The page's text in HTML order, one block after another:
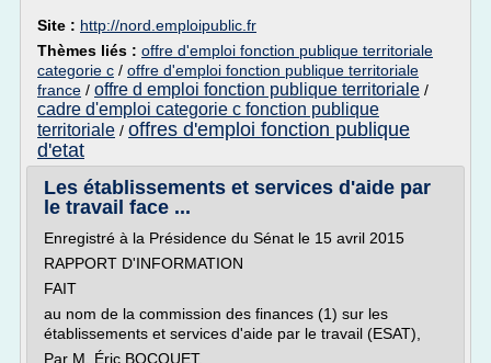
Site : http://nord.emploipublic.fr
Thèmes liés : offre d'emploi fonction publique territoriale
categorie c / offre d'emploi fonction publique territoriale
france / offre d emploi fonction publique territoriale /
cadre d'emploi categorie c fonction publique
territoriale / offres d'emploi fonction publique
d'etat
Les établissements et services d'aide par
le travail face ...
Enregistré à la Présidence du Sénat le 15 avril 2015
RAPPORT D'INFORMATION
FAIT
au nom de la commission des finances (1) sur les
établissements et services d'aide par le travail (ESAT),
Par M. Éric BOCQUET,